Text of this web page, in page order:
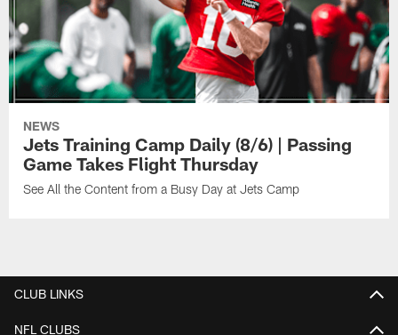
NEWS
Jets Training Camp Daily (8/6) | Passing
Game Takes Flight Thursday
See All the Content from a Busy Day at Jets Camp
CLUB LINKS
NFL CLUBS